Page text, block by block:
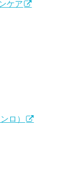
ケア
ロ）